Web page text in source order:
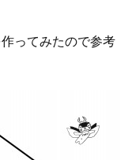
ってみたので参考